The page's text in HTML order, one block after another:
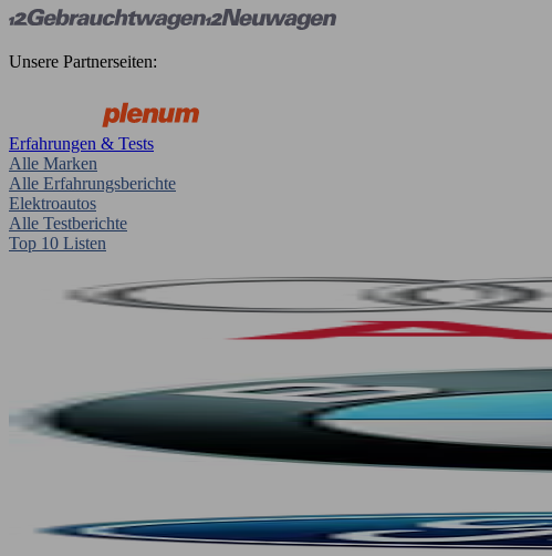
Unsere Partnerseiten:
Erfahrungen & Tests
Alle Marken
Alle Erfahrungsberichte
Elektroautos
Alle Testberichte
Top 10 Listen